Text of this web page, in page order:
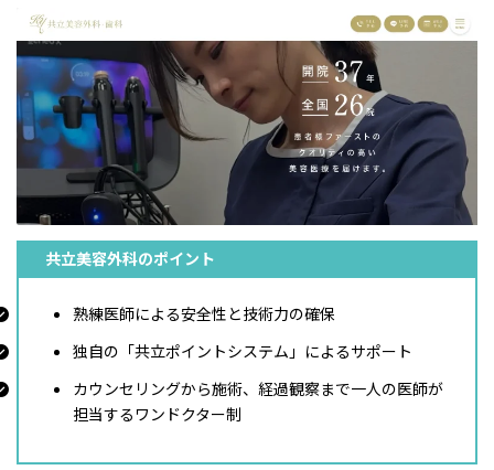
共立美容外科のポイント
熟練医師による安全性と技術力の確保
独自の「共立ポイントシステム」によるサポート
カウンセリングから施術、経過観察まで一人の医師が
担当するワンドクター制